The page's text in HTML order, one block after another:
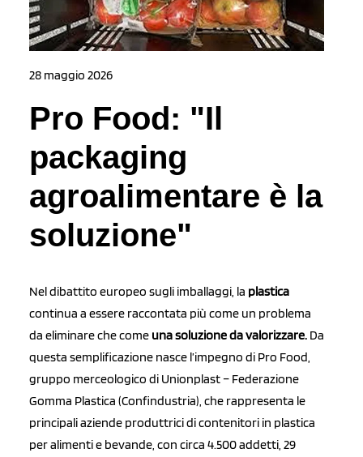
28 maggio 2026
Pro Food: "Il
packaging
agroalimentare è la
soluzione"
Nel dibattito europeo sugli imballaggi, la plastica
continua a essere raccontata più come un problema
da eliminare che come una soluzione da valorizzare. Da
questa semplificazione nasce l’impegno di Pro Food,
gruppo merceologico di Unionplast – Federazione
Gomma Plastica (Confindustria), che rappresenta le
principali aziende produttrici di contenitori in plastica
per alimenti e bevande, con circa 4.500 addetti, 29